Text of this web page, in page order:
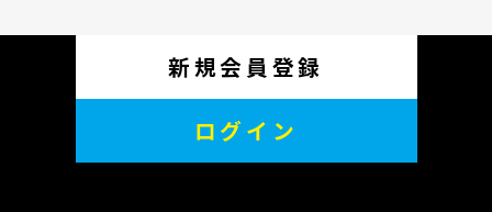
新規会員登録
ログイン